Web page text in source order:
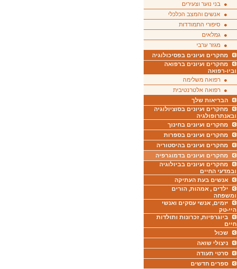
בני נוער וצעירים
אנשים והמצב הכלכלי
סיפורי התמודדות
גמלאים
מגזר ערבי
מחקרים ועיונים בפסיכולוגיה
מחקרים ועיונים ברפואה
וביו-רפואה
רפואה משלימה
רפואה אלטרנטיבית
הבריאות שלך
מחקרים ועיונים בסוציולוגיה
ובאנתרופולגיה
מחקרים ועיונים בחינוך
מחקרים ועיונים בספרות
מחקרים ועיונים בהיסטוריה
מחקרים ועיונים בדמוגרפיה
מחקרים ועיונים בביולוגיה
ובמדעי החיים
אנשים בעת העתיקה
ילדים , אמהות, הורים
ומשפחה
יזמים, אנשי עסקים ואנשי
היי-טק
ביוגרפיות, זכרונות ותולדות
חיים
שכול
ניצולי שואה
סרטי תעודה
ספרים חדשים